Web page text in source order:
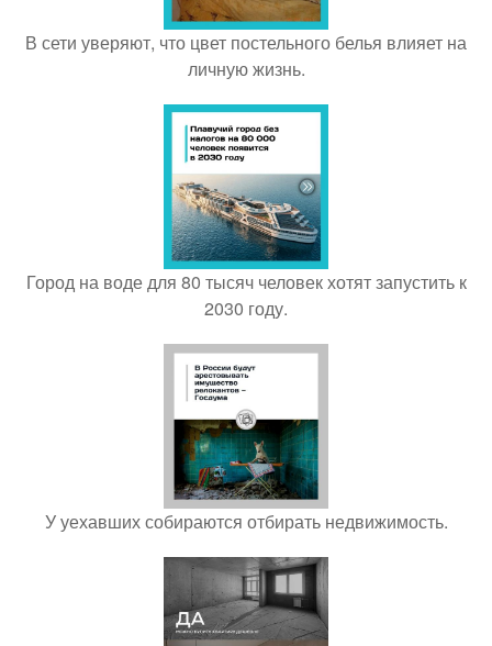
В сети уверяют, что цвет постельного белья влияет на
личную жизнь.
Город на воде для 80 тысяч человек хотят запустить к
2030 году.
У уехавших собираются отбирать недвижимость.